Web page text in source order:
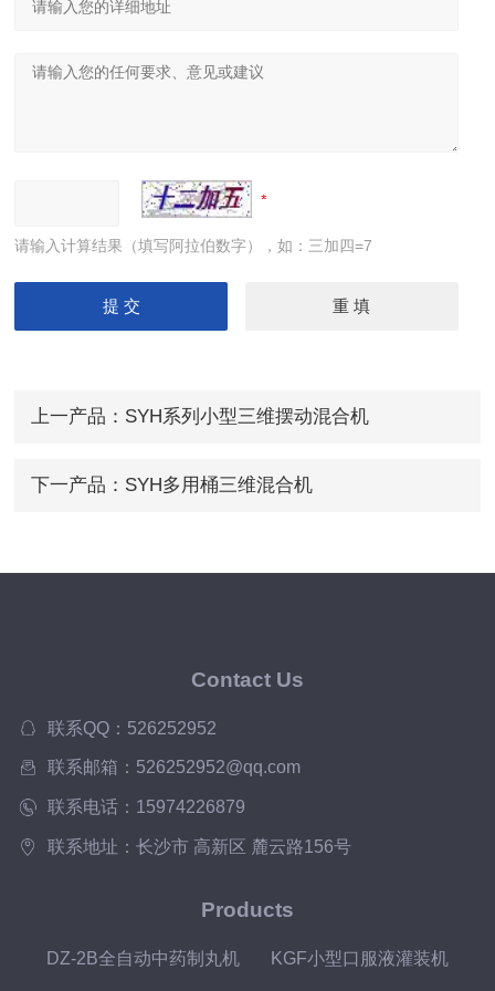
请输入计算结果（填写阿拉伯数字），如：三加四=7
上一产品： SYH系列小型三维摆动混合机
下一产品： SYH多用桶三维混合机
Contact Us
联系QQ：526252952
联系邮箱：526252952@qq.com
联系电话：15974226879
联系地址：长沙市 高新区 麓云路156号
Products
DZ-2B全自动中药制丸机 KGF小型口服液灌装机